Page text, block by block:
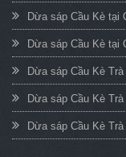
Dừa sáp Cầu Kè tại
Dừa sáp Cầu Kè tại
Dừa sáp Cầu Kè
Dừa sáp Cầu Kè
Dừa sáp Cầu Kè